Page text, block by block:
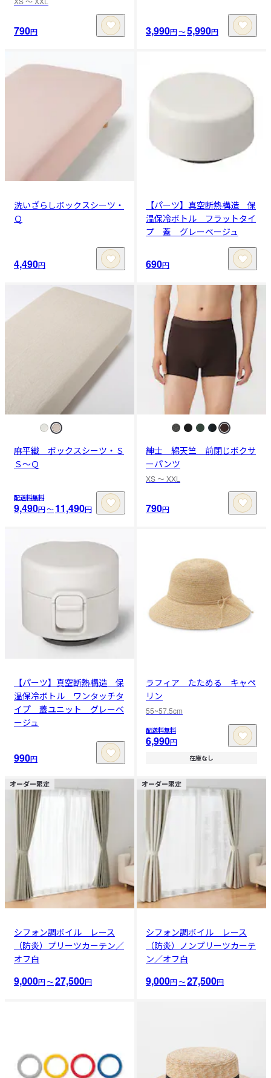
790円 3,990円〜5,990円
洗いざらしボックスシーツ・
Ｑ
4,490円
【パーツ】真空断熱構造 保
温保冷ボトル フラットタイ
プ 蓋 グレーベージュ
690円
麻平織 ボックスシーツ・Ｓ
Ｓ～Ｑ
配送料無料
9,490円〜11,490円
紳士 綿天竺 前閉じボクサ
ーパンツ
XS 〜 XXL
790円
【パーツ】真空断熱構造 保
温保冷ボトル ワンタッチタ
イプ 蓋ユニット グレーベ
ージュ
990円
ラフィア たためる キャペ
リン
55~57.5cm
配送料無料
6,990円
在庫なし
オーダー限定
シフォン調ボイル レース
（防炎）プリーツカーテン／
オフ白
9,000円〜27,500円
オーダー限定
シフォン調ボイル レース
（防炎）ノンプリーツカーテ
ン／オフ白
9,000円〜27,500円